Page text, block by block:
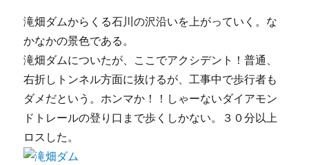
滝畑ダムからくる石川の沢沿いを上がっていく。な
かなかの景色である。
滝畑ダムについたが、ここでアクシデント！普通、
右折しトンネル方面に抜けるが、工事中で歩行者も
ダメだという。ホンマか！！しゃーないダイアモン
ドトレールの登り口まで歩くしかない。３０分以上
ロスした。